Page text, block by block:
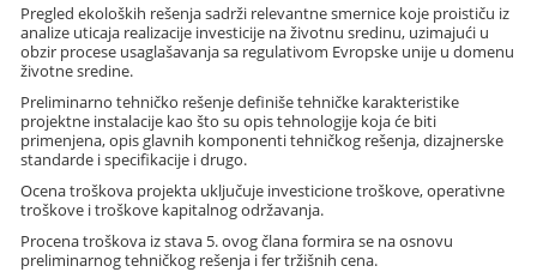
Pregled ekoloških rešenja sadrži relevantne smernice koje proističu iz
analize uticaja realizacije investicije na životnu sredinu, uzimajući u
obzir procese usaglašavanja sa regulativom Evropske unije u domenu
životne sredine.
Preliminarno tehničko rešenje definiše tehničke karakteristike
projektne instalacije kao što su opis tehnologije koja će biti
primenjena, opis glavnih komponenti tehničkog rešenja, dizajnerske
standarde i specifikacije i drugo.
Ocena troškova projekta uključuje investicione troškove, operativne
troškove i troškove kapitalnog održavanja.
Procena troškova iz stava 5. ovog člana formira se na osnovu
preliminarnog tehničkog rešenja i fer tržišnih cena.